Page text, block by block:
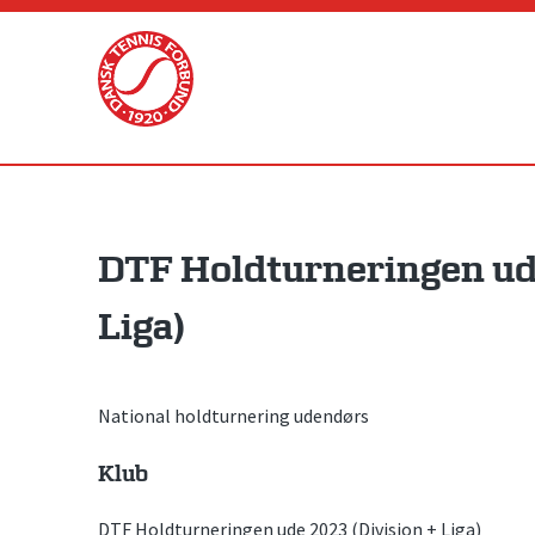
Skip
DTF Holdturneringen
Liga)
National holdturnering udendørs
Klub
DTF Holdturneringen ude 2023 (Division + Liga)